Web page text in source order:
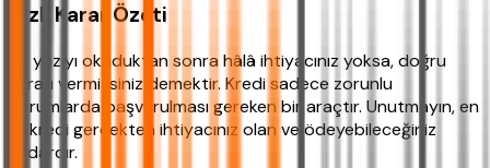
Hızlı Karar Özeti
Bu yazıyı okuduktan sonra hâlâ ihtiyacınız yoksa, doğru
kararı vermişsiniz demektir. Kredi sadece zorunlu
durumlarda başvurulması gereken bir araçtır. Unutmayın, en
iyi kredi gerçekten ihtiyacınız olan ve ödeyebileceğiniz
kadardır.